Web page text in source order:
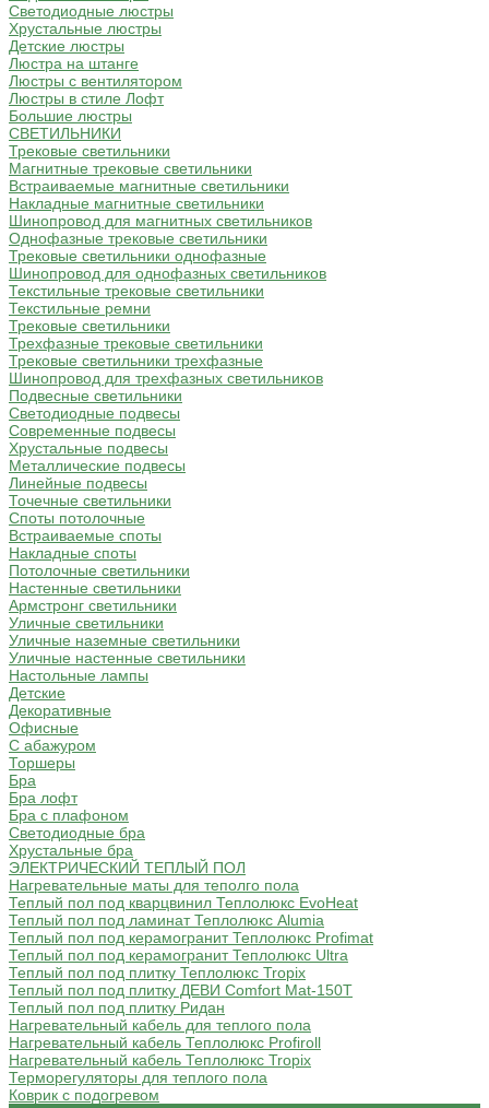
Светодиодные люстры
Хрустальные люстры
Детские люстры
Люстра на штанге
Люстры с вентилятором
Люстры в стиле Лофт
Большие люстры
СВЕТИЛЬНИКИ
Трековые светильники
Магнитные трековые светильники
Встраиваемые магнитные светильники
Накладные магнитные светильники
Шинопровод для магнитных светильников
Однофазные трековые светильники
Трековые светильники однофазные
Шинопровод для однофазных светильников
Текстильные трековые светильники
Текстильные ремни
Трековые светильники
Трехфазные трековые светильники
Трековые светильники трехфазные
Шинопровод для трехфазных светильников
Подвесные светильники
Светодиодные подвесы
Современные подвесы
Хрустальные подвесы
Металлические подвесы
Линейные подвесы
Точечные светильники
Споты потолочные
Встраиваемые споты
Накладные споты
Потолочные светильники
Настенные светильники
Армстронг светильники
Уличные светильники
Уличные наземные светильники
Уличные настенные светильники
Настольные лампы
Детские
Декоративные
Офисные
С абажуром
Торшеры
Бра
Бра лофт
Бра с плафоном
Светодиодные бра
Хрустальные бра
ЭЛЕКТРИЧЕСКИЙ ТЕПЛЫЙ ПОЛ
Нагревательные маты для теполго пола
Теплый пол под кварцвинил Теплолюкс EvoHeat
Теплый пол под ламинат Теплолюкс Alumia
Теплый пол под керамогранит Теплолюкс Profimat
Теплый пол под керамогранит Теплолюкс Ultra
Теплый пол под плитку Теплолюкс Tropix
Теплый пол под плитку ДЕВИ Comfort Mat-150T
Теплый пол под плитку Ридан
Нагревательный кабель для теплого пола
Нагревательный кабель Теплолюкс Profiroll
Нагревательный кабель Теплолюкс Tropix
Терморегуляторы для теплого пола
Коврик с подогревом